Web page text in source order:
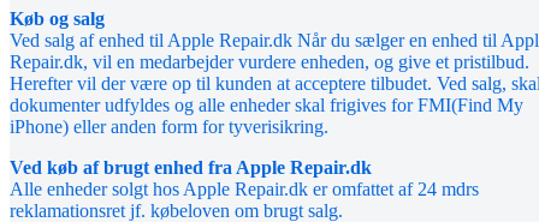
Køb og salg
Ved salg af enhed til Apple Repair.dk Når du sælger en enhed til
Repair.dk, vil en medarbejder vurdere enheden, og give et pristilbud.
Herefter vil der være op til kunden at acceptere tilbudet. Ved salg,
dokumenter udfyldes og alle enheder skal frigives for FMI(Find My
iPhone) eller anden form for tyverisikring.
Ved køb af brugt enhed fra Apple Repair.dk
Alle enheder solgt hos Apple Repair.dk er omfattet af 24 mdrs
reklamationsret jf. købeloven om brugt salg.